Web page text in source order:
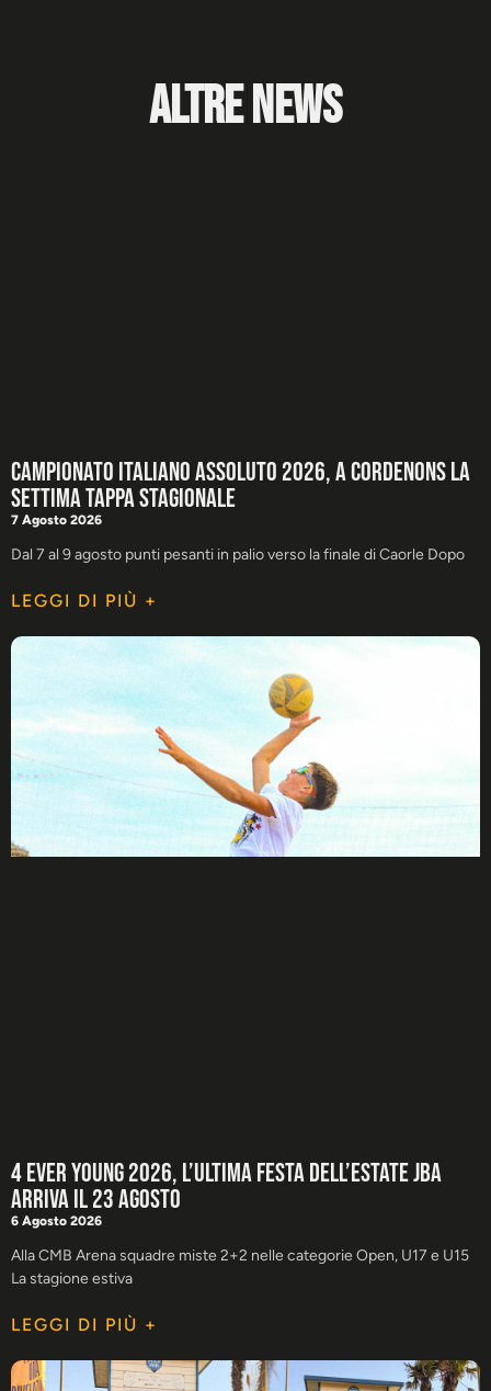
Altre News
Campionato Italiano Assoluto 2026, a Cordenons la
settima tappa stagionale
7 Agosto 2026
Dal 7 al 9 agosto punti pesanti in palio verso la finale di Caorle Dopo
LEGGI DI PIÙ +
4 Ever Young 2026, l’ultima festa dell’estate JBA
arriva il 23 agosto
6 Agosto 2026
Alla CMB Arena squadre miste 2+2 nelle categorie Open, U17 e U15
La stagione estiva
LEGGI DI PIÙ +